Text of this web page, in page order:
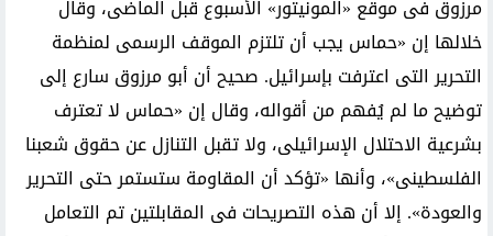
مرزوق فى موقع «المونيتور» الأسبوع قبل الماضى، وقال
خلالها إن «حماس يجب أن تلتزم الموقف الرسمى لمنظمة
التحرير التى اعترفت بإسرائيل. صحيح أن أبو مرزوق سارع إلى
توضيح ما لم يُفهم من أقواله، وقال إن «حماس لا تعترف
بشرعية الاحتلال الإسرائيلى، ولا تقبل التنازل عن حقوق شعبنا
الفلسطينى»، وأنها «تؤكد أن المقاومة ستستمر حتى التحرير
والعودة». إلا أن هذه التصريحات فى المقابلتين تم التعامل